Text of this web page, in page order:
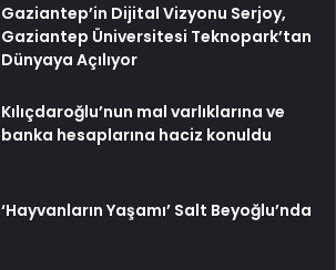
Gaziantep’in Dijital Vizyonu Serjoy,
Gaziantep Üniversitesi Teknopark’tan
Dünyaya Açılıyor
Kılıçdaroğlu’nun mal varlıklarına ve
banka hesaplarına haciz konuldu
‘Hayvanların Yaşamı’ Salt Beyoğlu’nda